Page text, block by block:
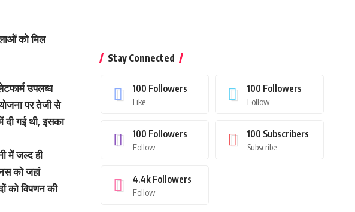
को मिल
उपलब्ध
पर तेजी से
दी गई थी, इसका
में जल्द ही
को जहां
को विपणन की
Stay Connected
100 Followers
Like
100 Followers
Follow
100 Followers
Follow
100 Subscribers
Subscribe
4.4k Followers
Follow